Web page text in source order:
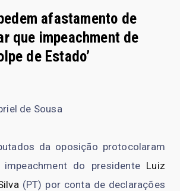
afastamento de
que impeachment de
de Estado’
de Sousa
da oposição protocolaram
do presidenteLuiz
(PT) por conta de declarações